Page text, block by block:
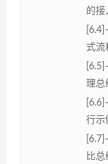
的接
式流
理总
行示
比